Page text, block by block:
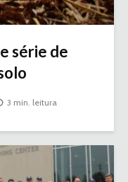
série de
3 min. leitura